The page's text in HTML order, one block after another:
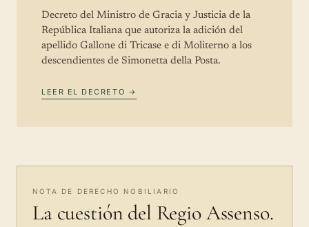
Decreto del Ministro de Gracia y Justicia de la
República Italiana que autoriza la adición del
apellido Gallone di Tricase e di Moliterno a los
descendientes de Simonetta della Posta.
LEER EL DECRETO →
NOTA DE DERECHO NOBILIARIO
La cuestión del Regio Assenso.